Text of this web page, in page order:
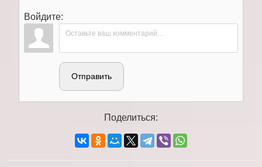
Войдите:
Отправить
Поделиться: